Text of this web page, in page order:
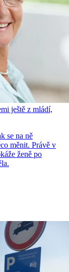
ještě z mládí,
se na ně
měnit. Právě v
ženě po